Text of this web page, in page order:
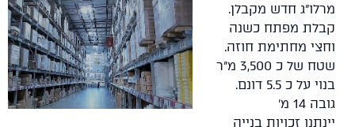
מרלו"ג חדש מקבלן.
קבלת מפתח כשנה
וחצי מחתימת חוזה.
שטח של כ 3,500 מ"ר
בנוי על כ 5.5 דונם.
גובה 14 מ'
יינתנו זכויות בנייה